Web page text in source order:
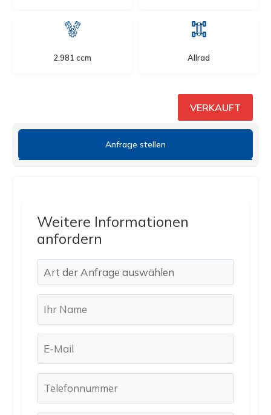
2.981 ccm Allrad
VERKAUFT
Anfrage stellen
Weitere Informationen
anfordern